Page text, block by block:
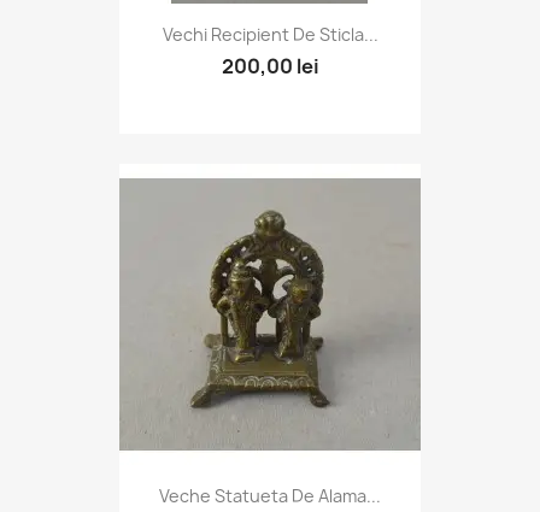
Vechi Recipient De Sticla...
200,00 lei
Veche Statueta De Alama...